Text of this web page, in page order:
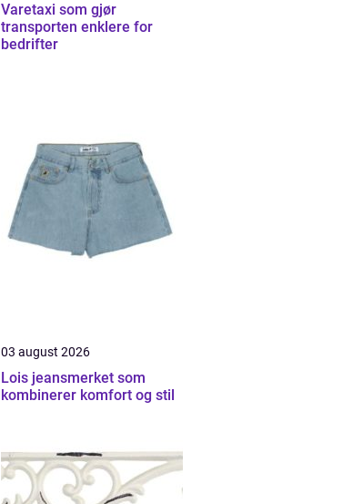
Varetaxi som gjør
transporten enklere for
bedrifter
03 august 2026
Lois jeansmerket som
kombinerer komfort og stil